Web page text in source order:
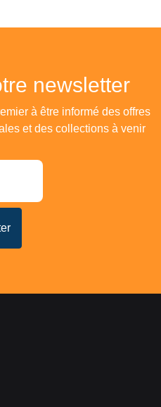
newsletter
à être informé des offres
et des collections à venir